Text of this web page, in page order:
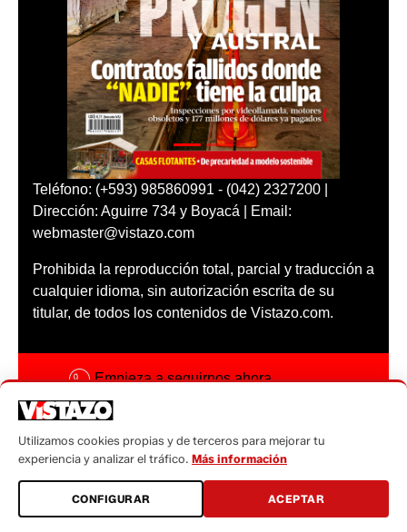
Teléfono: (+593) 985860991 - (042) 2327200 |
Dirección: Aguirre 734 y Boyacá | Email:
webmaster@vistazo.com
Prohibida la reproducción total, parcial y traducción a
cualquier idioma, sin autorización escrita de su
titular, de todos los contenidos de Vistazo.com.
Empieza a seguirnos ahora
Código ética
Sugerencias a:
sugerencias@vistazo.com
Utilizamos cookies propias y de terceros para mejorar tu
experiencia y analizar el tráfico. Más información
CONFIGURAR ACEPTAR